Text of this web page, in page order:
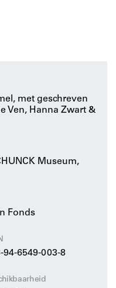
vakliteratuur over
praktijk laat David
en
met geschreven
Ven, Hanna Zwart &
Museum,
Fonds
94-6549-003-8